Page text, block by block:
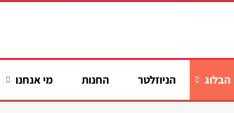
הבלוג הניוזלטר החנות מי אנחנו